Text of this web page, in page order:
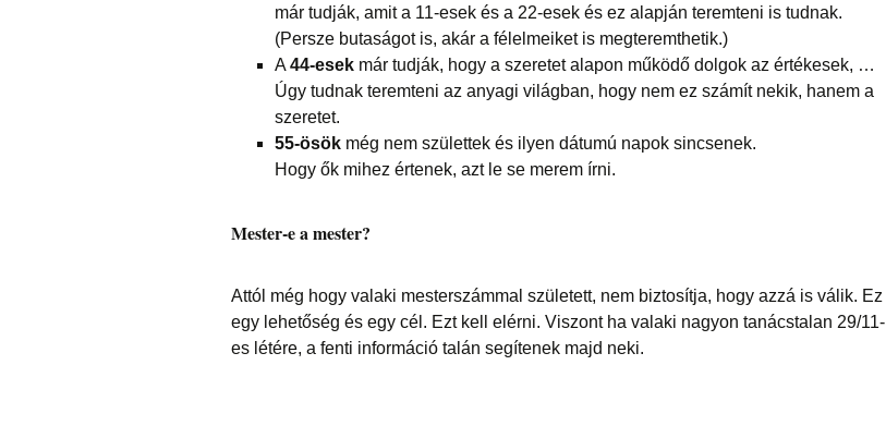
már tudják, amit a 11-esek és a 22-esek és ez alapján teremteni is tudnak.
(Persze butaságot is, akár a félelmeiket is megteremthetik.)
A44-esek már tudják, hogy a szeretet alapon működő dolgok az értékesek, …
Úgy tudnak teremteni az anyagi világban, hogy nem ez számít nekik, hanem a
szeretet.
55-ösök még nem születtek és ilyen dátumú napok sincsenek.
Hogy ők mihez értenek, azt le se merem írni.
Mester-e a mester?
Attól még hogy valaki mesterszámmal született, nem biztosítja, hogy azzá is válik. Ez
egy lehetőség és egy cél. Ezt kell elérni. Viszont ha valaki nagyon tanácstalan 29/11-
es létére, a fenti információ talán segítenek majd neki.